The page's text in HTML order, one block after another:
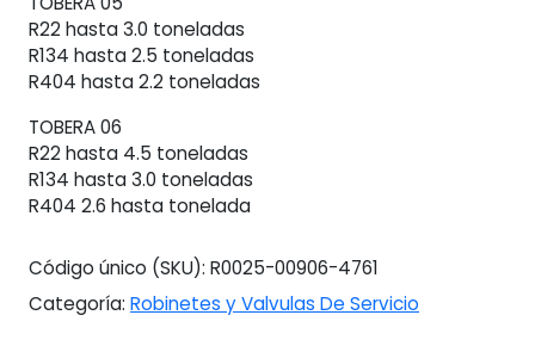
R22 hasta 3.0 toneladas
R134 hasta 2.5 toneladas
R404 hasta 2.2 toneladas
TOBERA 06
R22 hasta 4.5 toneladas
R134 hasta 3.0 toneladas
R404 2.6 hasta tonelada
Código único (SKU): R0025-00906-4761
Categoría: Robinetes y Valvulas De Servicio